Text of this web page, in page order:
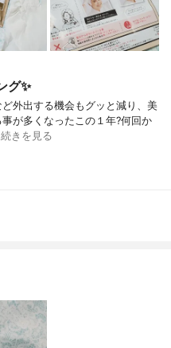
グ✨
外出する機会もグッと減り、美
が多くなったこの１年?何回か
続きを見る